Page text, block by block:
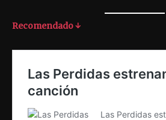
Recomendado ↓